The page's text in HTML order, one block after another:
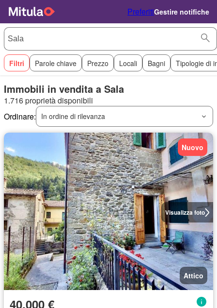
PreferitiGestire notifiche
Filtri Parole chiave Prezzo Locali Bagni Tipologie di
Immobili in vendita a Sala
1.716 proprietà disponibili
Ordinare:
In ordine di rilevanza
Visualizza foto
Nuovo
Attico
40.000 €